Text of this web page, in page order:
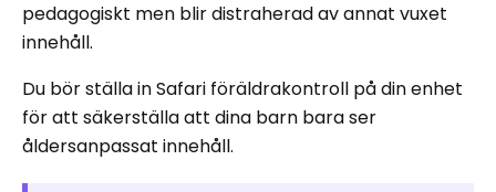
pedagogiskt men blir distraherad av annat vuxet
innehåll.
Du bör ställa in Safari föräldrakontroll på din enhet
för att säkerställa att dina barn bara ser
åldersanpassat innehåll.